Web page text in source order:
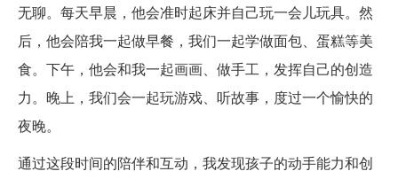
无聊。每天早晨，他会准时起床并自己玩一会儿玩具。然
后，他会陪我一起做早餐，我们一起学做面包、蛋糕等美
食。下午，他会和我一起画画、做手工，发挥自己的创造
力。晚上，我们会一起玩游戏、听故事，度过一个愉快的
夜晚。
通过这段时间的陪伴和互动，我发现孩子的动手能力和创